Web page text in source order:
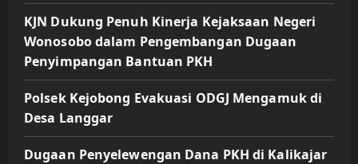
KJN Dukung Penuh Kinerja Kejaksaan Negeri
Wonosobo dalam Pengembangan Dugaan
Penyimpangan Bantuan PKH
Polsek Kejobong Evakuasi ODGJ Mengamuk di
Desa Langgar
Dugaan Penyelewengan Dana PKH di Kalikajar